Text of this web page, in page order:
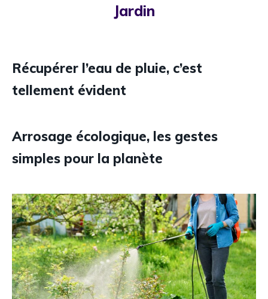
Jardin
Récupérer l’eau de pluie, c’est
tellement évident
Arrosage écologique, les gestes
simples pour la planète